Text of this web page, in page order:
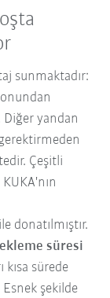
sunmaktadır:
yandan
Çeşitli
KUKA'nın
donatılmıştır.
süresi
kısa sürede
Esnek şekilde